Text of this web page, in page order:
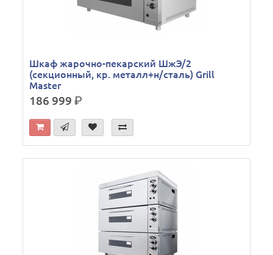
Шкаф жарочно-пекарский ШжЭ/2
(секционный, кр. металл+н/сталь) Grill
Master
186 999р.